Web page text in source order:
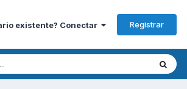
existente? Conectar Registrar